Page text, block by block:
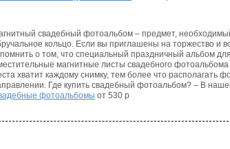
свадебный фотоальбом – предмет,
кольцо. Если вы приглашены на торжество и
о том, что специальный праздничный альбом
магнитные листы свадебного
хватит каждому снимку, тем более что
Где купить свадебный фотоальбом? – В
фотоальбомы от 530 р